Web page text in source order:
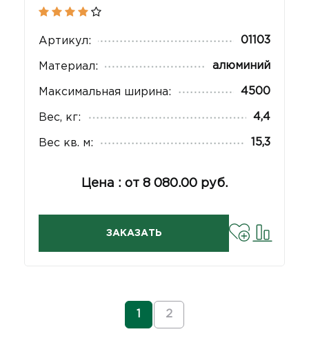
Артикул: 01103
Материал: алюминий
Максимальная ширина: 4500
Вес, кг: 4,4
Вес кв. м: 15,3
Цена : от 8 080.00 руб.
ЗАКАЗАТЬ
1 2